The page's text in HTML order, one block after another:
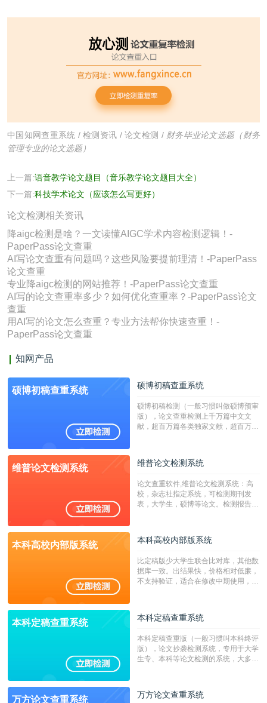
中国知网查重系统 /检测资讯 / 论文检测 / 财务毕业论文选题（财务
管理专业的论文选题）
上一篇:语音教学论文题目（音乐教学论文题目大全）
下一篇:科技学术论文（应该怎么写更好）
论文检测相关资讯
降aigc检测是啥？一文读懂AIGC学术内容检测逻辑！-
PaperPass论文查重
AI写论文查重有问题吗？这些风险要提前理清！-PaperPass
论文查重
专业降aigc检测的网站推荐！-PaperPass论文查重
AI写的论文查重率多少？如何优化查重率？-PaperPass论文
查重
用AI写的论文怎么查重？专业方法帮你快速查重！-
PaperPass论文查重
知网产品
硕博初稿查重系统 硕博初稿查重系统
硕博初稿检测（一般习惯叫做硕博预审
版），论文查重检测上千万篇中文文
献，超百万篇各类独家文献，超百万港
校用来检测硕博论文的系统，检测范围
广，数据来源真实，检测算法合理!本
字符数30万）
维普论文检测系统 维普论文检测系统
论文查重软件,维普论文检测系统：高
校，杂志社指定系统，可检测期刊发
表，大学生，硕博等论文。检测报告支
本科高校内部版系统 本科高校内部版系统
比定稿版少大学生联合比对库，其他数
据库一致。出结果快，价格相对低廉，
不支持验证，适合在修改中期使用，定
本科定稿查重系统 本科定稿查重系统
本科定稿查重版（一般习惯叫本科终评
版），论文抄袭检测系统，专用于大学
生专、本科等论文检测的系统，大多数
万方论文查重系统 万方论文查重系统